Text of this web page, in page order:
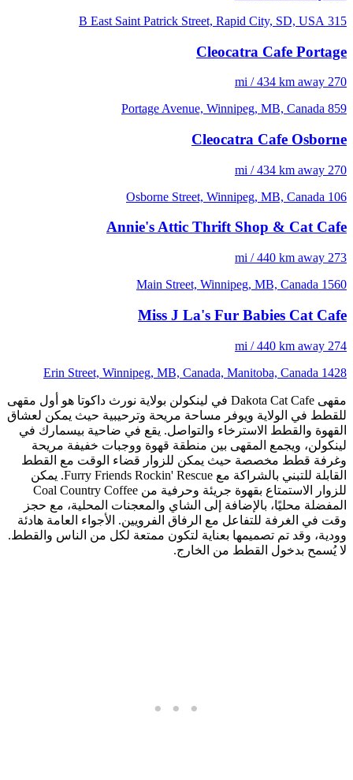
315 B East Saint Patrick Street, Rapid City, SD, USA
Cleocatra Cafe Portage
270 mi / 434 km away
859 Portage Avenue, Winnipeg, MB, Canada
Cleocatra Cafe Osborne
270 mi / 434 km away
106 Osborne Street, Winnipeg, MB, Canada
Annie's Attic Thrift Shop & Cat Cafe
273 mi / 440 km away
1560 Main Street, Winnipeg, MB, Canada
Miss J La's Fur Babies Cat Cafe
274 mi / 440 km away
1428 Erin Street, Winnipeg, MB, Canada, Manitoba, Canada
مقهى Dakota Cat Cafe في لينكولن بولاية نورث داكوتا هو أول مقهى
للقطط في الولاية ويوفر مساحة مريحة وترحيبية حيث يمكن لعشاق
القهوة والقطط الاسترخاء والتواصل. يقع في ضاحية بيسمارك في
لينكولن، ويجمع المقهى بين منطقة قهوة ووجبات خفيفة مريحة
وغرفة قطط مخصصة حيث يمكن للزوار قضاء الوقت مع القطط
القابلة للتبني بالشراكة مع Furry Friends Rockin' Rescue. يمكن
للزوار الاستمتاع بقهوة جريئة وحرفية من Coal Country Coffee
المفضلة محليًا، بالإضافة إلى الشاي والمعجنات المحلية، مع حجز
وقت في الغرفة للتفاعل مع الرفاق الفرويين. الأجواء العامة هادئة
وودية، وقد تم تصميمها بعناية لتكون ممتعة لكل من الناس والقطط.
لا يُسمح بدخول القطط من الخارج.